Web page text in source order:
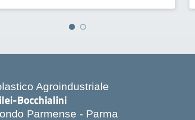
Agroindustriale
Bocchialini
Parmense - Parma